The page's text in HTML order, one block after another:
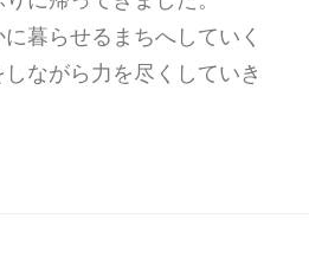
暮らせるまちへしていく
ながら力を尽くしていき